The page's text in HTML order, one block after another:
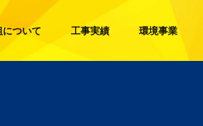
ついて 工事実績 環境事業